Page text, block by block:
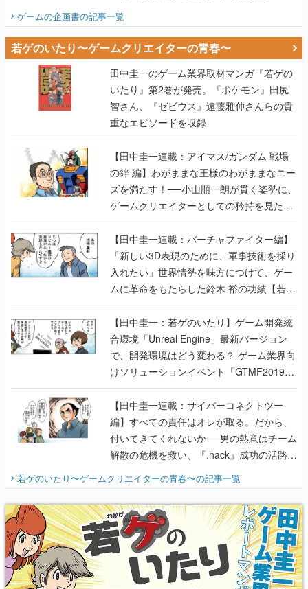
ゲームの企画書の記事一覧
若ゲのいたり〜ゲームクリエイターの青春〜
田中圭一のゲーム業界取材マンガ『若ゲの
いたり』第2巻が発売。『ポケモン』田尻
智さん、『ゼビウス』遠藤雅伸さんらの貴
重なエピソードを収録
【田中圭一連載：アイマス/ガンダム 戦場
の絆 編】わがままな王様のわがままなニー
ズを満たす！──小山順一朗が貫く姿勢に、
ゲームクリエイターとしての矜持を見た
【若ゲのいたり最終回】
【田中圭一連載：バーチャファイター編】
「新しい3D表現のために、軍事技術を採り
入れたい」世界情勢を味方につけて、ゲー
ムに革命をもたらした鈴木 裕の功績【若ゲ
のいたり】
【田中圭一：若ゲのいたり】ゲーム開発統
合環境「Unreal Engine」最新バージョン
で、開発環境はどう変わる？ ゲーム業界向
けソリューションイベント「GTMF2019」
に行って、より理解を深めよう【PR】
【田中圭一連載：サイバーコネクトツー
編】すべての責任はオレが取る。だから、
付いてきてくれないか──男の熱意はチーム
解散の危機を救い、『.hack』成功の活路を
『少年ジャンプ』色だった【若ゲのいた
り】
若ゲのいたり〜ゲームクリエイターの青春〜の記事一覧